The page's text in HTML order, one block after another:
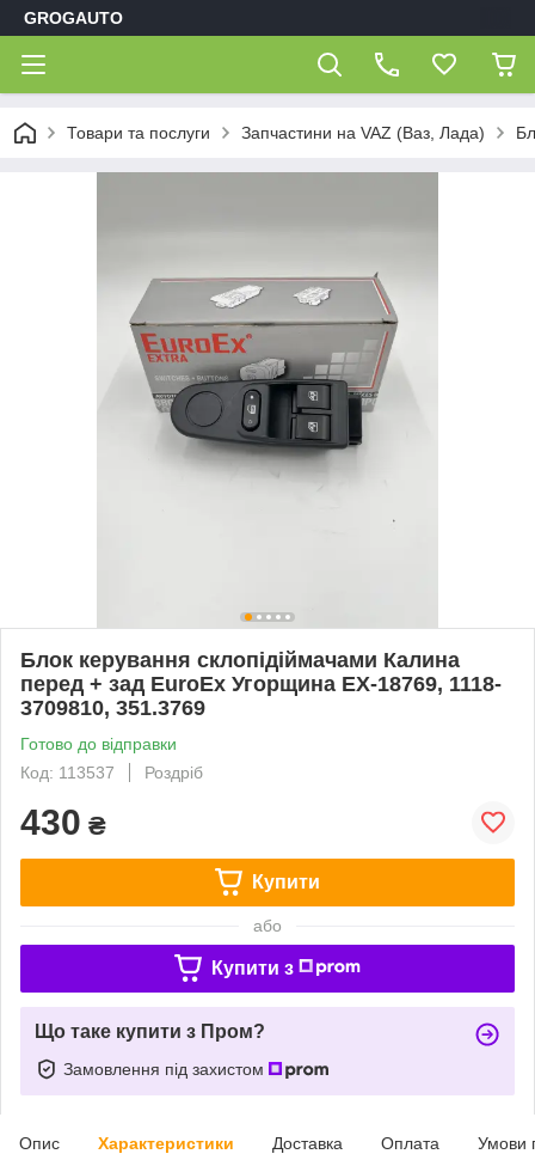
GROGAUTO
Товари та послуги Запчастини на VAZ (Ваз, Лада)
Блок керування склопідіймачами Калина
перед + зад EuroEx Угорщина EX-18769, 1118-
3709810, 351.3769
Готово до відправки
Код: 113537
Роздріб
430 ₴
Купити
або
Купити з
Що таке купити з Пром?
Замовлення під захистом
Опис Характеристики Доставка Оплата Умови